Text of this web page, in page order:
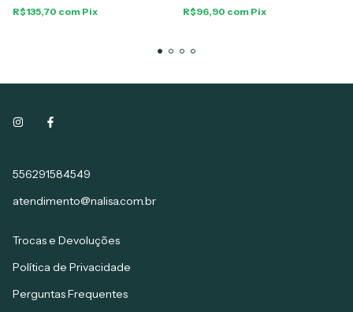
R$135,70 com Pix R$96,90 com Pix
556291584549
atendimento@nalisa.com.br
Trocas e Devoluções
Política de Privacidade
Perguntas Frequentes